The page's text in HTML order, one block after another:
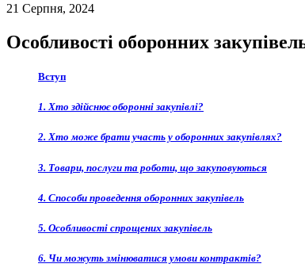
21 Серпня, 2024
Особливості оборонних
Вступ
1. Хто здійснює оборонні закупівлі?
2. Хто може брати участь у оборонних закупівлях?
3. Товари, послуги та роботи, що закуповуються
4. Способи проведення оборонних закупівель
5. Особливості спрощених закупівель
6. Чи можуть змінюватися умови контрактів?